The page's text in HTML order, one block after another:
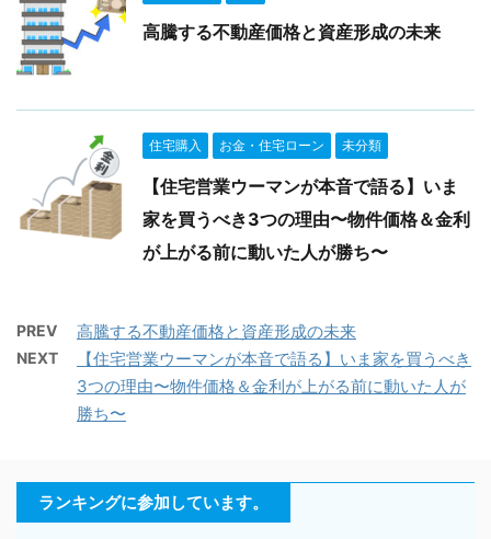
高騰する不動産価格と資産形成の未来
住宅購入 お金・住宅ローン 未分類
【住宅営業ウーマンが本音で語る】いま
家を買うべき3つの理由〜物件価格＆金利
が上がる前に動いた人が勝ち〜
PREV 高騰する不動産価格と資産形成の未来
NEXT
【住宅営業ウーマンが本音で語る】いま家を買うべき
3つの理由〜物件価格＆金利が上がる前に動いた人が
勝ち〜
ランキングに参加しています。